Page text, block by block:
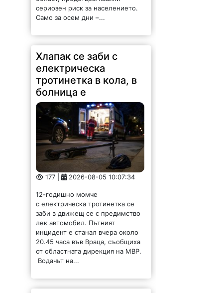
177 | 2026-08-05 10:07:34
12-годишно момче
с електрическа тротинетка се
заби в движещ се с предимство
лек автомобил. Пътният
инцидент е станал вчера около
20.45 часа във Враца, съобщиха
от областната дирекция на МВР.
Водачът на...
Здравни теми
представят пред
жителите на Бяла
Слатина
Община Бяла Слатина